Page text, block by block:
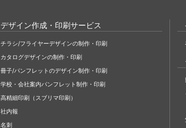
デザイン作成・印刷サービス
チラシ/フライヤーデザインの制作・印刷
カタログデザインの制作・印刷
冊子/パンフレットのデザイン制作・印刷
学校・会社案内パンフレット制作・印刷
高精細印刷（スブリマ印刷）
社内報
名刺